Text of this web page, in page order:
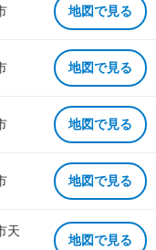
地図で見る
地図で見る
地図で見る
地図で見る
天
地図で見る